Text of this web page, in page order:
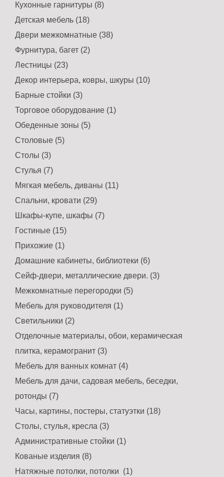
Кухонные гарнитуры (8)
Детская мебель (18)
Двери межкомнатные (38)
Фурнитура, багет (2)
Лестницы (23)
Декор интерьера, ковры, шкуры (10)
Барные стойки (3)
Торговое оборудование (1)
Обеденные зоны (5)
Столовые (5)
Столы (3)
Стулья (7)
Мягкая мебель, диваны (11)
Спальни, кровати (29)
Шкафы-купе, шкафы (7)
Гостиные (15)
Прихожие (1)
Домашние кабинеты, библиотеки (6)
Сейф-двери, металлические двери. (3)
Межкомнатные перегородки (5)
Мебель для руководителя (1)
Светильники (2)
Отделочные материалы, обои, керамическая
плитка, керамогранит (3)
Мебель для ванных комнат (4)
Мебель для дачи, садовая мебель, беседки,
ротонды (7)
Часы, картины, постеры, статуэтки (18)
Столы, стулья, кресла (3)
Административные стойки (1)
Кованые изделия (8)
Натяжные потолки, потолки (1)